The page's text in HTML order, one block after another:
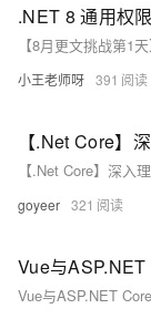
.NET 8 通用权
小王老师呀 391
【.Net Core】
【.Net Core】深入
goyeer 321
Vue与ASP.NET